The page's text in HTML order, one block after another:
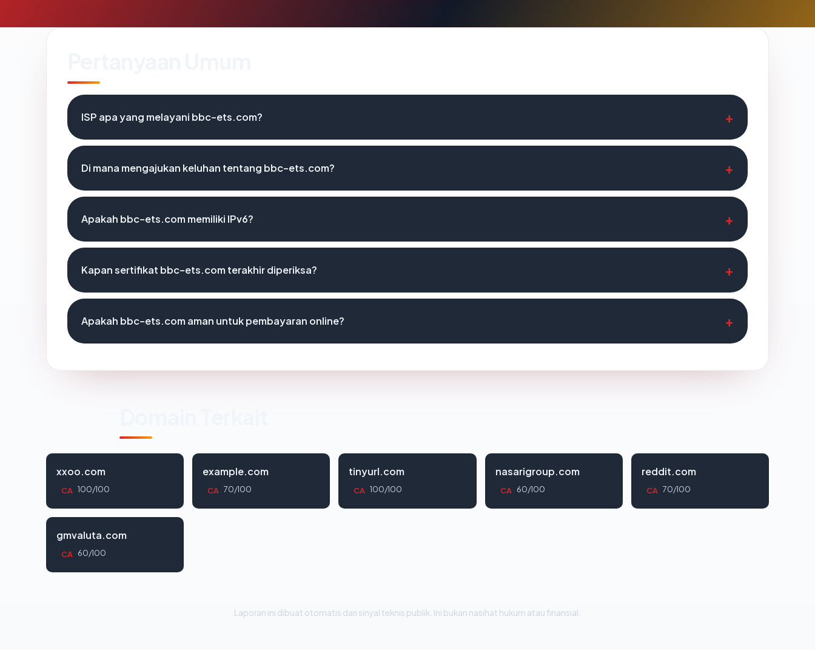
ISP apa yang melayani bbc-ets.com?
Di mana mengajukan keluhan tentang bbc-ets.com?
Apakah bbc-ets.com memiliki IPv6?
Kapan sertifikat bbc-ets.com terakhir diperiksa?
Apakah bbc-ets.com aman untuk pembayaran online?
xxoo.com
CA 100/100
example.com
CA 70/100
tinyurl.com
CA 100/100
nasarigroup.com
CA 60/100
reddit.com
CA 70/100
gmvaluta.com
CA 60/100
Laporan ini dibuat otomatis dari sinyal teknis publik. Ini bukan nasihat hukum atau finansial.